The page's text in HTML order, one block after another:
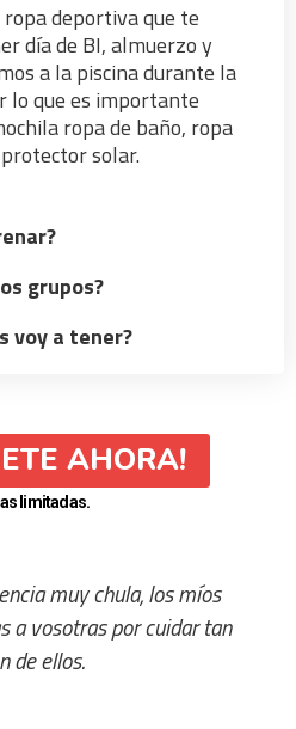
deportiva que te
día de BI, almuerzo y
a la piscina durante la
lo que es importante
ropa de baño, ropa
solar.
grupos?
voy a tener?
AHORA!
limitadas.
y han hecho amig@s que ya
del año que viene.
y nosotros también. Que